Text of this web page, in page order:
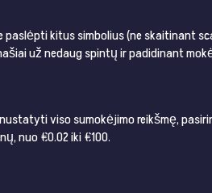
kitus simbolius (ne skaitinant
už nedaug spintų ir padidinant
viso sumokėjimo reikšmę,
nuo €0.02 iki €100.